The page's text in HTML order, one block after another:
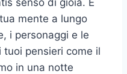
mente a lungo
i personaggi e le
tuoi pensieri come il
in una notte